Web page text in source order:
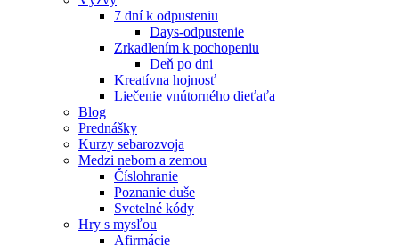
7 dní k odpusteniu
Days-odpustenie
Zrkadlením k pochopeniu
Deň po dni
Kreatívna hojnosť
Liečenie vnútorného dieťaťa
Blog
Prednášky
Kurzy sebarozvoja
Medzi nebom a zemou
Číslohranie
Poznanie duše
Svetelné kódy
Hry s mysľou
Afirmácie